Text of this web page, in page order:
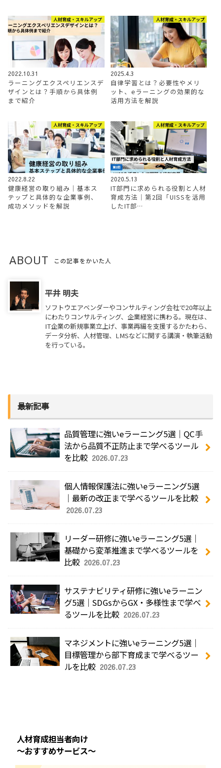
人材育成・スキルアップ
2022.10.31
ラーニングエクスペリエンスデ
ザインとは？手順から具体例
まで紹介
人材育成・スキルアップ
2025.4.3
自律学習とは？必要性やメリ
ット、eラーニングの効果的な
活用方法を解説
人材育成・スキルアップ
2022.8.22
健康経営の取り組み｜基本ス
テップと具体的な企業事例、
成功メソッドを解説
人材育成・スキルアップ
2020.5.13
IT部門に求められる役割と人材
育成方法│第2回「UISSを活用
したIT部…
ABOUT この記事をかいた人
平井 明夫
ソフトウエアベンダーやコンサルティング会社で20年以上
にわたりコンサルティング、企業経営に携わる。現在は、
IT企業の新規事業立上げ、事業再編を支援するかたわら、
データ分析、人材管理、LMSなどに関する講演・執筆活動
を行っている。
最新記事
品質管理に強いeラーニング5選｜QC手
法から品質不正防止まで学べるツール
を比較 2026.07.23
個人情報保護法に強いeラーニング5選
｜最新の改正まで学べるツールを比較
2026.07.23
リーダー研修に強いeラーニング5選｜
基礎から変革推進まで学べるツールを
比較 2026.07.23
サステナビリティ研修に強いeラーニン
グ5選｜SDGsからGX・多様性まで学べ
るツールを比較 2026.07.23
マネジメントに強いeラーニング5選｜
目標管理から部下育成まで学べるツー
ルを比較 2026.07.23
人材育成担当者向け
～おすすめサービス～